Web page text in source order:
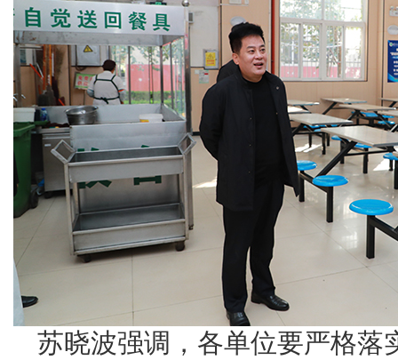
苏晓波强调，各单位要严格落